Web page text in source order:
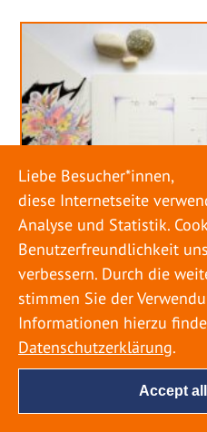
URLAUB RICHTIG
18.
Accept
Liebe Besucher*innen,
diese Internetseite
Analyse und Statistik.
Benutzerfreundlichkeit
verbessern. Durch die
stimmen Sie der
Informationen hierzu
Datenschutzerklärung.